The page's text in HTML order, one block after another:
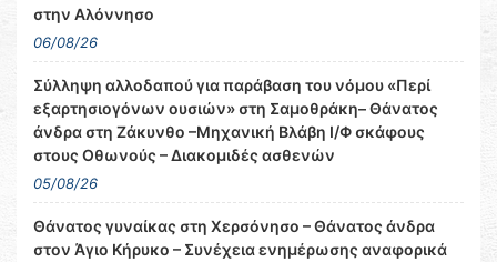
στην Αλόννησο
06/08/26
Σύλληψη αλλοδαπού για παράβαση του νόμου «Περί
εξαρτησιογόνων ουσιών» στη Σαμοθράκη– Θάνατος
άνδρα στη Ζάκυνθο –Μηχανική Βλάβη Ι/Φ σκάφους
στους Οθωνούς – Διακομιδές ασθενών
05/08/26
Θάνατος γυναίκας στη Χερσόνησο – Θάνατος άνδρα
στον Άγιο Κήρυκο – Συνέχεια ενημέρωσης αναφορικά